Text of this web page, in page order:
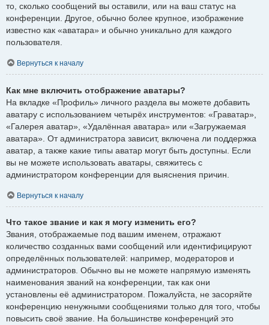
то, сколько сообщений вы оставили, или на ваш статус на
конференции. Другое, обычно более крупное, изображение
известно как «аватара» и обычно уникально для каждого
пользователя.
Вернуться к началу
Как мне включить отображение аватары?
На вкладке «Профиль» личного раздела вы можете добавить
аватару с использованием четырёх инструментов: «Граватар»,
«Галерея аватар», «Удалённая аватара» или «Загружаемая
аватара». От администратора зависит, включена ли поддержка
аватар, а также какие типы аватар могут быть доступны. Если
вы не можете использовать аватары, свяжитесь с
администратором конференции для выяснения причин.
Вернуться к началу
Что такое звание и как я могу изменить его?
Звания, отображаемые под вашим именем, отражают
количество созданных вами сообщений или идентифицируют
определённых пользователей: например, модераторов и
администраторов. Обычно вы не можете напрямую изменять
наименования званий на конференции, так как они
установлены её администратором. Пожалуйста, не засоряйте
конференцию ненужными сообщениями только для того, чтобы
повысить своё звание. На большинстве конференций это